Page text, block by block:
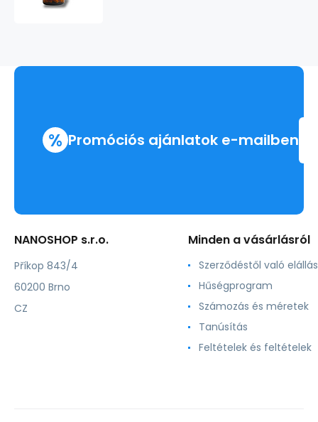
% Promóciós ajánlatok e-mailben
NANOSHOP s.r.o.
Příkop 843/4
60200 Brno
CZ
Minden a vásárlásról
Szerződéstől való elállás
Hűségprogram
Számozás és méretek
Tanúsítás
Feltételek és feltételek